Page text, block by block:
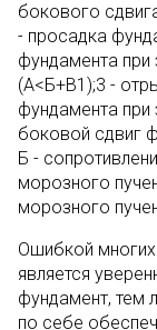
бокового
- просадка
фундамента
(А<Б+В1);3 -
фундамента
боковой сдвиг
Б -
морозного
морозного
Ошибкой
является
фундамент, тем
по себе